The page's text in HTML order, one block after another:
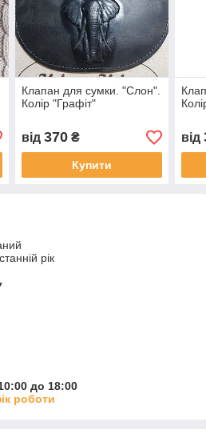
Клапан для сумки. "Слон".
Колір "Графіт"
від 370₴
Купити
від
рік
до 18:00
роботи